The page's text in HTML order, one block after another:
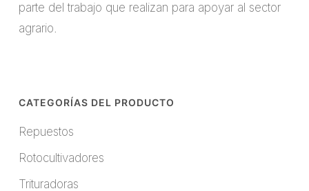
parte del trabajo que realizan para apoyar al sector
agrario.
CATEGORÍAS DEL PRODUCTO
Repuestos
Rotocultivadores
Trituradoras